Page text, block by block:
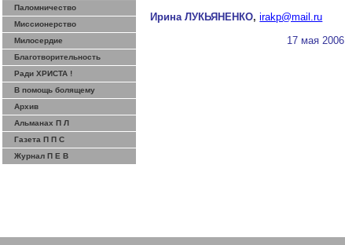
Паломничество
Миссионерство
Милосердие
Благотворительность
Ради ХРИСТА !
В помощь болящему
Архив
Альманах П Л
Газета П П С
Журнал П Е В
Ирина ЛУКЬЯНЕНКО, irakp@mail.ru
17 мая 2006